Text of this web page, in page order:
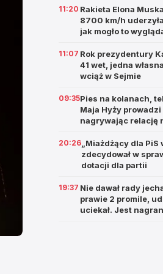
11:20 Rakieta Elona
8700 km/h
jak mogło to
11:07 Rok prezydentury
41 wet, jedna
wciąż w Sejmie
09:35Pies na kolanach,
Maja Hyży prowadzi
nagrywając relację
20:26 „Miażdżący dla PiS
zdecydował w
dotacji dla partii
19:37 Nie dawał rady
prawie 2 promile,
uciekał. Jest